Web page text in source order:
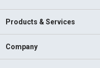
Products & Services
Company